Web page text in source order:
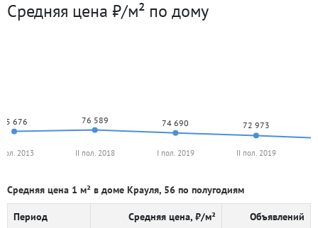
Средняя цена ₽/м² по дому
75 676 76 589 74 690 72 973
2013 II пол. 2018 I пол. 2019 II пол. 2019
Средняя цена 1 м² в доме Крауля, 56 по полугодиям
Период Средняя цена, ₽/м² Объявлений